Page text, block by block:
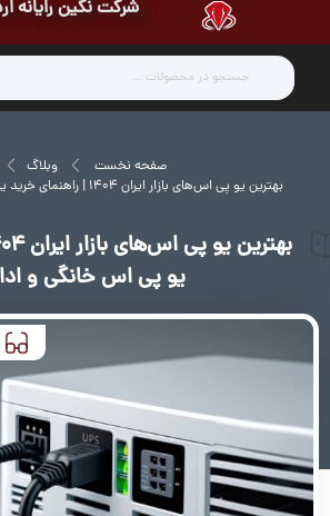
شرکت نگین رایانه
صفحه نخست
وبلاگ
بهترین یو پی اس‌های بازار ایران ۱۴۰۴ | راهنمای خرید یو پی اس خانگی و اداری
یو پی اس خانگی و